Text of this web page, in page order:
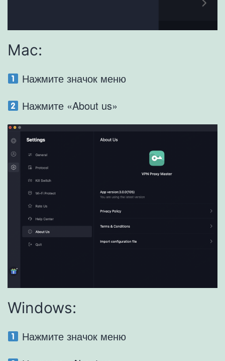
Mac:
Нажмите значок меню
Нажмите «About us»
Windows:
Нажмите значок меню